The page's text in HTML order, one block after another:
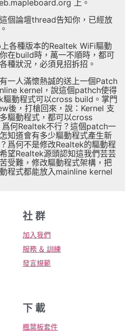
上。
個論壇thread告知你，已經放
各種版本的Realtek WiFi驅動
在build時，萬一不順時，都可
種狀況，必須見招拆招。
一人滿懷熱誠的送上一個Patch
kernel，說這個pathch使得
驅動程式可以cross build。掌門
後，打槍回來，說：Kernel 支
驅動程式，都可以cross
何Realtek不行？這個patch一
知道會有多少驅動程式產生新
爲何不是修改Realtek的驅動程
望Realtek源頭認知這我們芸芸
受難，修改驅動程式架構，把
程式都能放入mainline kernel
社 群
加入我們
服務 ＆ 訓練
發言規範
下 載
楓葉板套件